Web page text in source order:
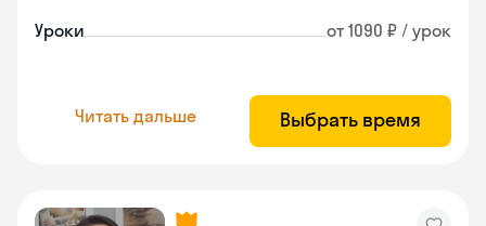
Уроки от 1090 ₽ / урок
Читать дальше Выбрать время